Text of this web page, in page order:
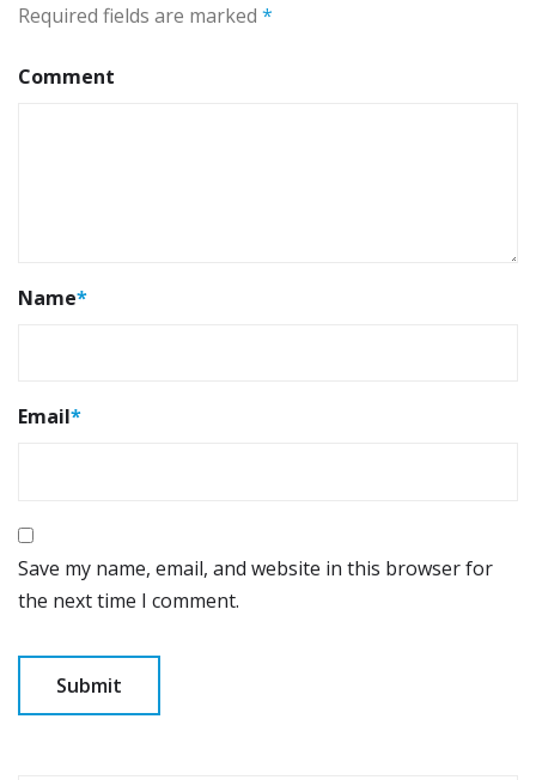
Required fields are marked *
Comment
Name*
Email*
Save my name, email, and website in this browser for
the next time I comment.